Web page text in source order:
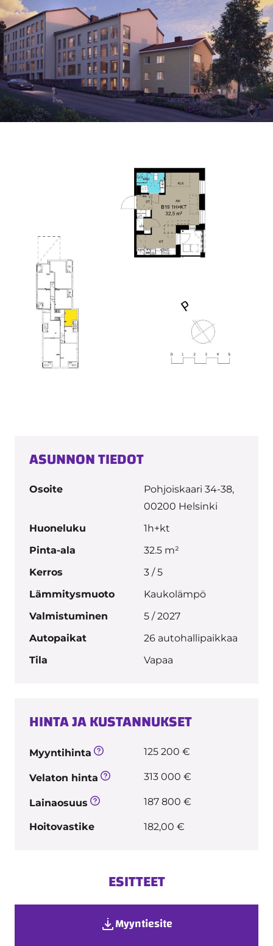
ASUNNON TIEDOT
Osoite
Pohjoiskaari 34-38,
00200 Helsinki
Huoneluku
1h+kt
Pinta-ala
32.5 m²
Kerros
3 / 5
Lämmitysmuoto
Kaukolämpö
Valmistuminen
5 / 2027
Autopaikat
26 autohallipaikkaa
Tila
Vapaa
HINTA JA KUSTANNUKSET
Myyntihinta 125 200 €
Velaton hinta 313 000 €
Lainaosuus 187 800 €
Hoitovastike 182,00 €
ESITTEET
Myyntiesite